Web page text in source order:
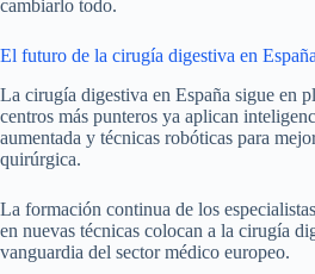
cambiarlo todo.
El futuro de la cirugía digestiva en
La cirugía digestiva en España sigue en
centros más punteros ya aplican
aumentada y técnicas robóticas para
quirúrgica.
La formación continua de los
en nuevas técnicas colocan a la cirugía
vanguardia del sector médico europeo.